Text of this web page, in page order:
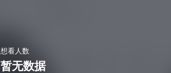
想看人数
暂无数据